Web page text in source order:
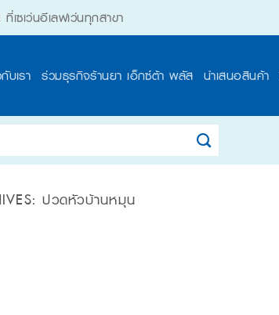
เซเว่นอีเลฟเว่นทุกสาขา
บเรา ร่วมธุรกิจร้านยา เอ็กซ์ต้า พลัส นำเสนอสินค้า
ปวดหัวบ้านหมุน